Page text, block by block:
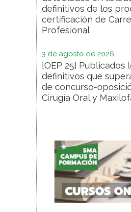
definitivos de los
certificación de
Profesional
3 de agosto de 2026
[OEP 25] Publicados
definitivos que
de concurso-
Cirugía Oral y